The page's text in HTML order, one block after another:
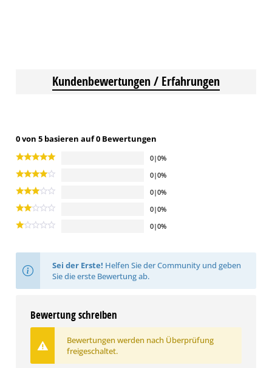
Kundenbewertungen / Erfahrungen
0 von 5 basieren auf 0 Bewertungen
0|0%
0|0%
0|0%
0|0%
0|0%
Sei der Erste! Helfen Sie der Community und geben
Sie die erste Bewertung ab.
Bewertung schreiben
Bewertungen werden nach Überprüfung
freigeschaltet.